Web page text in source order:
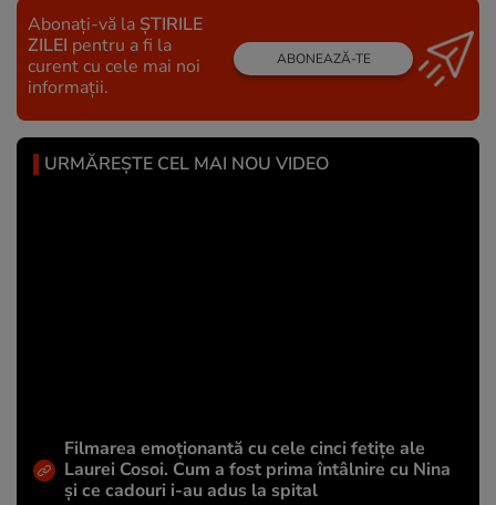
Abonați-vă la ȘTIRILE
ZILEI pentru a fi la
curent cu cele mai noi
informații.
ABONEAZĂ-TE
URMĂREȘTE CEL MAI NOU VIDEO
Filmarea emoționantă cu cele cinci fetițe ale
Laurei Cosoi. Cum a fost prima întâlnire cu Nina
și ce cadouri i-au adus la spital